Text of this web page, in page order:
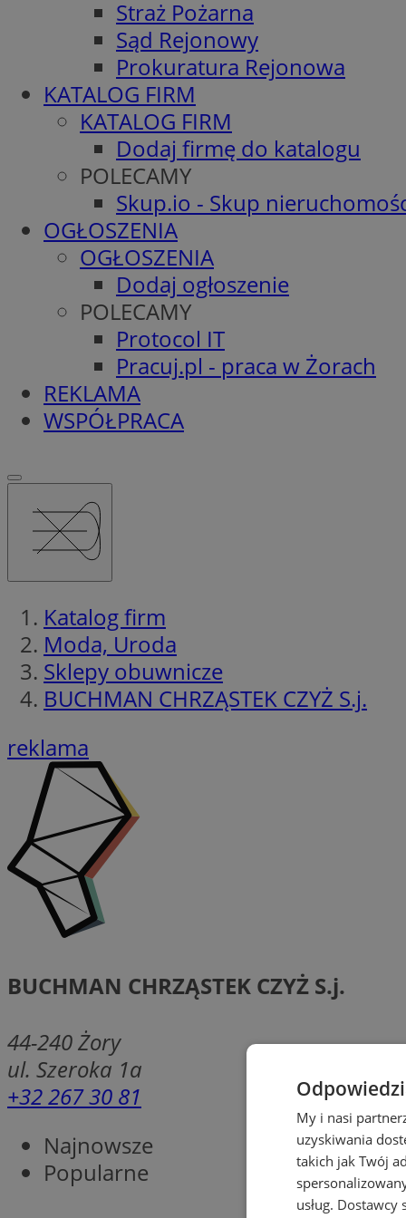
Straż Pożarna
Sąd Rejonowy
Prokuratura Rejonowa
KATALOG FIRM
KATALOG FIRM
Dodaj firmę do katalogu
POLECAMY
Skup.io - Skup
OGŁOSZENIA
OGŁOSZENIA
Dodaj ogłoszenie
POLECAMY
Protocol IT
Pracuj.pl - praca w Żorach
REKLAMA
WSPÓŁPRACA
Katalog firm
Moda, Uroda
Sklepy obuwnicze
BUCHMAN CHRZĄSTEK CZYŻ S.j.
reklama
BUCHMAN CHRZĄSTEK CZYŻ S.j.
44-240Żory
ul. Szeroka 1a
+32 267 30 81
Najnowsze
Popularne
My i nasi
uzyskiwania
takich jak Twój
usług. Dostawcy